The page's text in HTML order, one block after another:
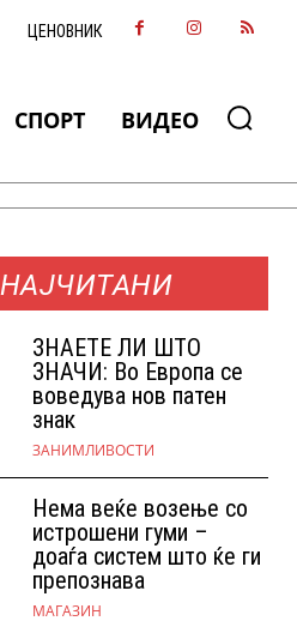
ЦЕНОВНИК
СПОРТ ВИДЕО
НАЈЧИТАНИ
ЗНАEТЕ ЛИ ШТО
ЗНАЧИ: Во Европа се
воведува нов патен
знак
ЗАНИМЛИВОСТИ
Нема веќе возење со
истрошени гуми –
доаѓа систем што ќе ги
препознава
МАГАЗИН